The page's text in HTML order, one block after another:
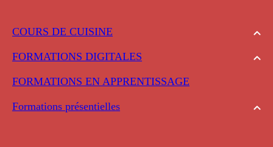
COURS DE CUISINE
FORMATIONS DIGITALES
FORMATIONS EN APPRENTISSAGE
Formations présentielles